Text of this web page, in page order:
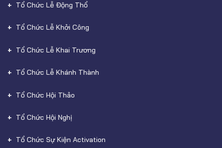
Tổ Chức Lễ Động Thổ
Tổ Chức Lễ Khởi Công
Tổ Chức Lễ Khai Trương
Tổ Chức Lễ Khánh Thành
Tổ Chức Hội Thảo
Tổ Chức Hội Nghị
Tổ Chức Sự Kiện Activation